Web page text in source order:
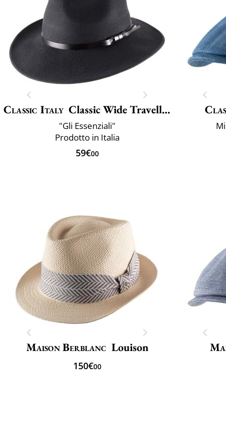
Classic Italy Classic Wide Traveller
"Gli Essenziali"
Prodotto in Italia
59€00
Maison Berblanc Louison
150€00